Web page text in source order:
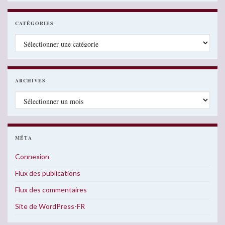
CATÉGORIES
Catégories
ARCHIVES
Archives
MÉTA
Connexion
Flux des publications
Flux des commentaires
Site de WordPress-FR